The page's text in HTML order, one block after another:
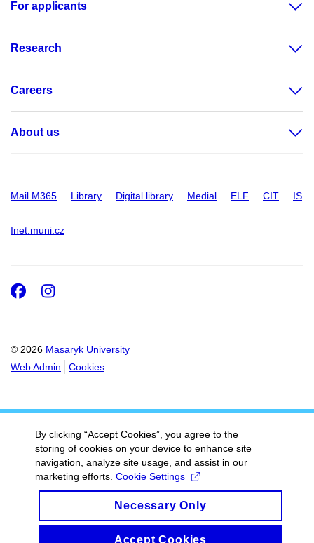
For applicants
Research
Careers
About us
Mail M365 Library Digital library Medial ELF CIT IS
Inet.muni.cz
© 2026 Masaryk University
Web Admin
Cookies
Facebook
Instagram
By clicking “Accept Cookies”, you agree to the
storing of cookies on your device to enhance site
navigation, analyze site usage, and assist in our
marketing efforts. Cookie Settings
Necessary Only
Accept Cookies